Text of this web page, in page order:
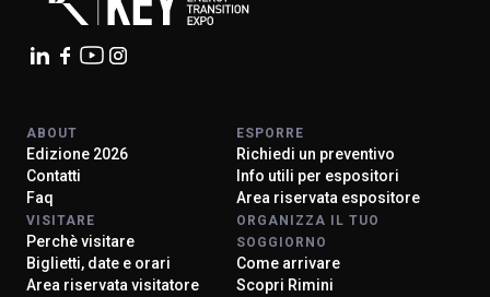
ABOUT
Edizione 2026
Contatti
Faq
ESPORRE
Richiedi un preventivo
Info utili per espositori
Area riservata espositore
VISITARE
Perchè visitare
Biglietti, date e orari
Area riservata visitatore
ORGANIZZA IL TUO
SOGGIORNO
Come arrivare
Scopri Rimini